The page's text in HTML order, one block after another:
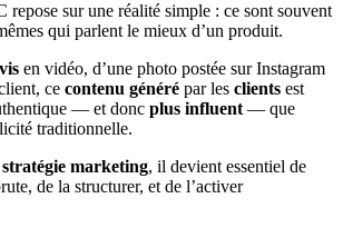
repose sur une réalité simple : ce sont souvent
qui parlent le mieux d’un produit.
en vidéo, d’une photo postée sur Instagram
ce contenu généré par les clients est
— et donc plus influent — que
traditionnelle.
stratégie marketing, il devient essentiel de
de la structurer, et de l’activer